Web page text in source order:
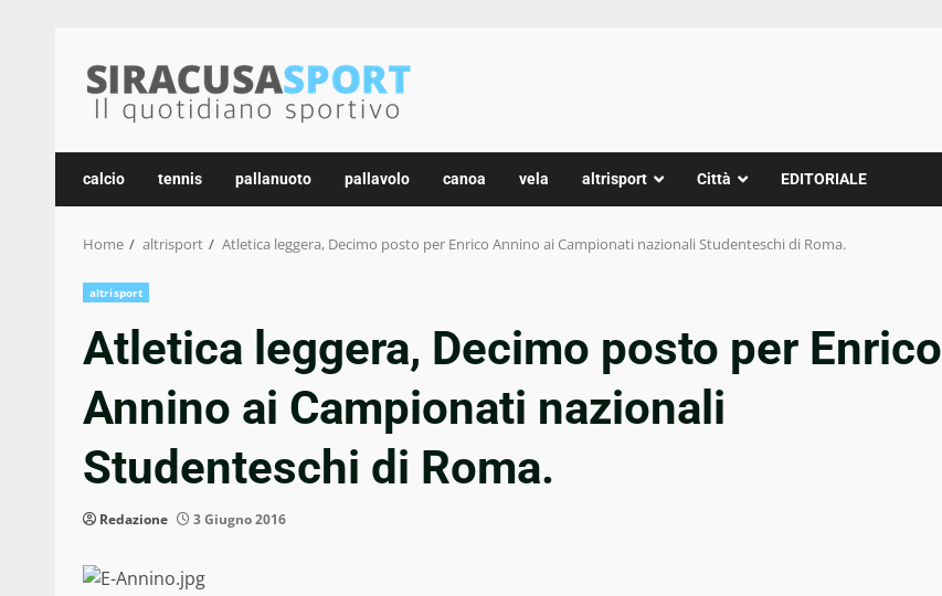
content
calcio tennis pallanuoto pallavolo canoa vela altrisport Città EDITORIALE
Home altrisport Atletica leggera, Decimo posto per Enrico Annino ai Campionati nazionali Studenteschi di Roma.
altrisport
Atletica leggera, Decimo posto per Enrico
Annino ai Campionati nazionali
Studenteschi di Roma.
Redazione 3 Giugno 2016